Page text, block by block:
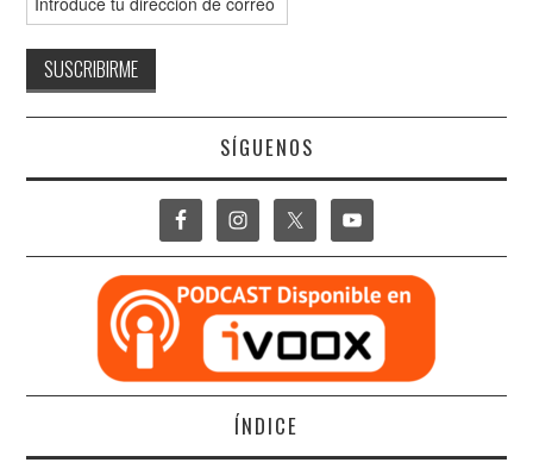
SÍGUENOS
ÍNDICE